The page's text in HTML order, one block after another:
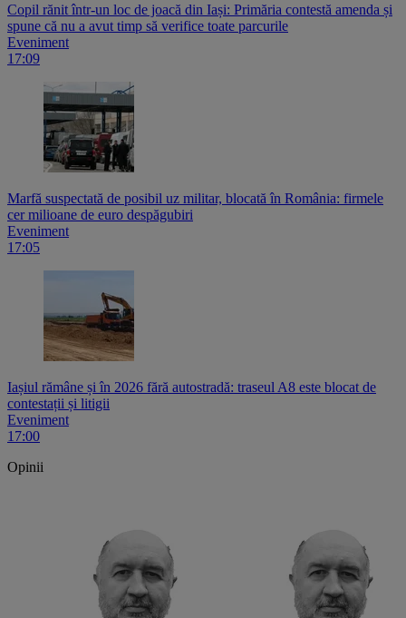
Copil rănit într-un loc de joacă din Iași: Primăria contestă amenda și
spune că nu a avut timp să verifice toate parcurile
Eveniment
17:09
Marfă suspectată de posibil uz militar, blocată în România: firmele
cer milioane de euro despăgubiri
Eveniment
17:05
Iașiul rămâne și în 2026 fără autostradă: traseul A8 este blocat de
contestații și litigii
Eveniment
17:00
Opinii